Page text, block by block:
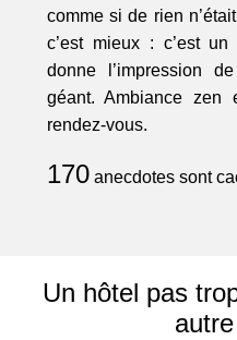
comme si de rien
c’est mieux : c’est
donne l’impression
géant. Ambiance zen
rendez-vous.
170anecdotes sont
Un hôtel pas